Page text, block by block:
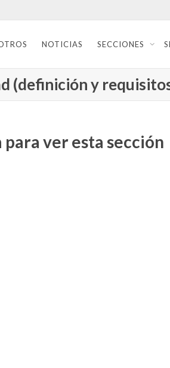
NOTICIAS SECCIONES
(definición y
ver esta sección